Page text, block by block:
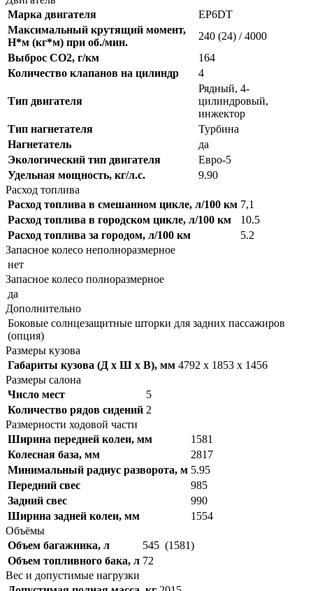
Марка двигателя
EP6DT
Максимальный крутящий момент,
Н*м (кг*м) при об./мин.
240 (24) / 4000
Выброс CO2, г/км
164
Количество клапанов на цилиндр
4
Тип двигателя
Рядный, 4-
цилиндровый,
инжектор
Тип нагнетателя
Турбина
Нагнетатель
да
Экологический тип двигателя
Евро-5
Удельная мощность, кг/л.с.
9.90
Расход топлива
Расход топлива в смешанном цикле, л/100 км 7,1
Расход топлива в городском цикле, л/100 км
10.5
Расход топлива за городом, л/100 км
5.2
Запасное колесо неполноразмерное
нет
Запасное колесо полноразмерное
да
Дополнительно
Боковые солнцезащитные шторки для задних пассажиров
(опция)
Размеры кузова
Габариты кузова (Д x Ш x В), мм 4792 x 1853 x 1456
Размеры салона
Число мест
5
Количество рядов сидений 2
Размерности ходовой части
Ширина передней колеи, мм
1581
Колесная база, мм
2817
Минимальный радиус разворота, м 5.95
Передний свес
985
Задний свес
990
Ширина задней колеи, мм
1554
Объёмы
Объем багажника, л
545 (1581)
Объем топливного бака, л 72
Вес и допустимые нагрузки